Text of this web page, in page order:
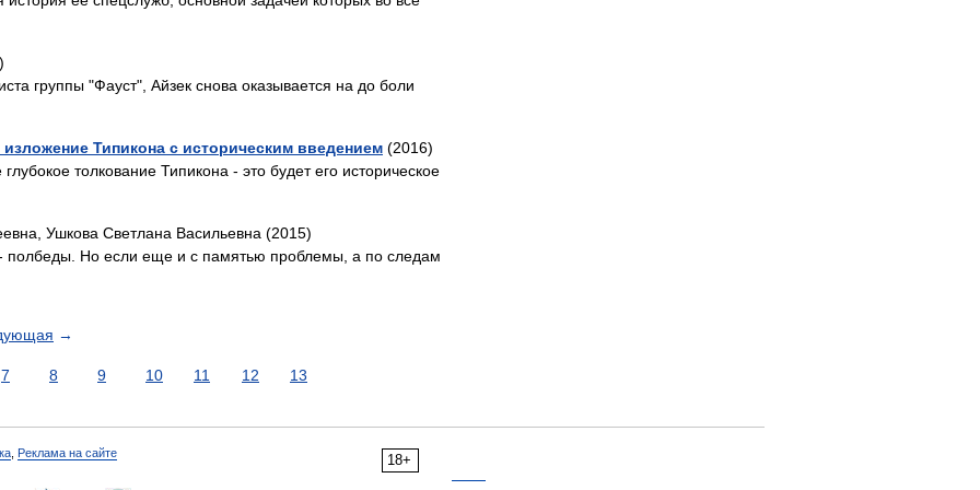
группы "Фауст", Айзек снова оказывается на до боли
Типикона с историческим введением (2016)
толкование Типикона - это будет его историческое
Ушкова Светлана Васильевна (2015)
- полбеды. Но если еще и с памятью проблемы, а по следам
→
7 8 9 10 11 12 13
18+
Реклама на сайте